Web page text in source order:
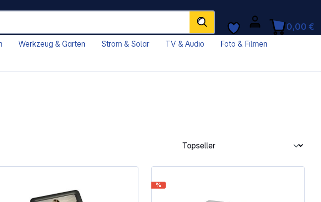
0,00 €
Werkzeug & Garten Strom & Solar TV & Audio
Foto & Filmen
%